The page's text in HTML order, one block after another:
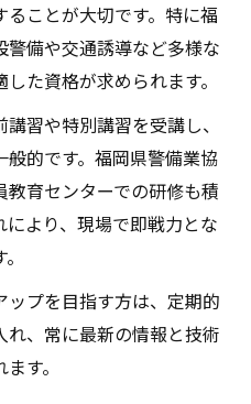
ことが大切です。特に福
備や交通誘導など多様な
た資格が求められます。
習や特別講習を受講し、
的です。福岡県警備業協
育センターでの研修も積
より、現場で即戦力とな
プを目指す方は、定期的
、常に最新の情報と技術
す。